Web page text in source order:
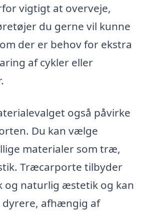
vigtigt at overveje,
du gerne vil kunne
der er behov for ekstra
af cykler eller
også påvirke
Du kan vælge
materialer som træ,
Træcarporte tilbyder
og naturlig æstetik og kan
afhængig af